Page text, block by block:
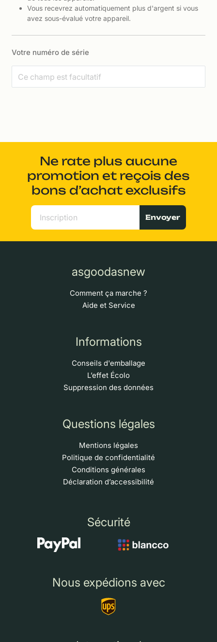
Vous recevrez automatiquement plus d'argent si vous
avez sous-évalué votre appareil.
Votre numéro de série
Ne rate plus aucune
promotion et reçois des
bons d’achat exclusifs
Envoyer
asgoodasnew
Comment ça marche ?
Aide et Service
Informations
Conseils d'emballage
L’effet Écolo
Suppression des données
Questions légales
Mentions légales
Politique de confidentialité
Conditions générales
Déclaration d’accessibilité
Sécurité
Nous expédions avec